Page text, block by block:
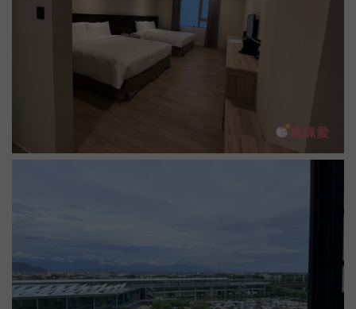
大廳還有一區是規劃給客人寄放行李的，如果隔天想要先出去
其他地方玩完後再回來取行李搭高鐵回家也完全沒有問題！另